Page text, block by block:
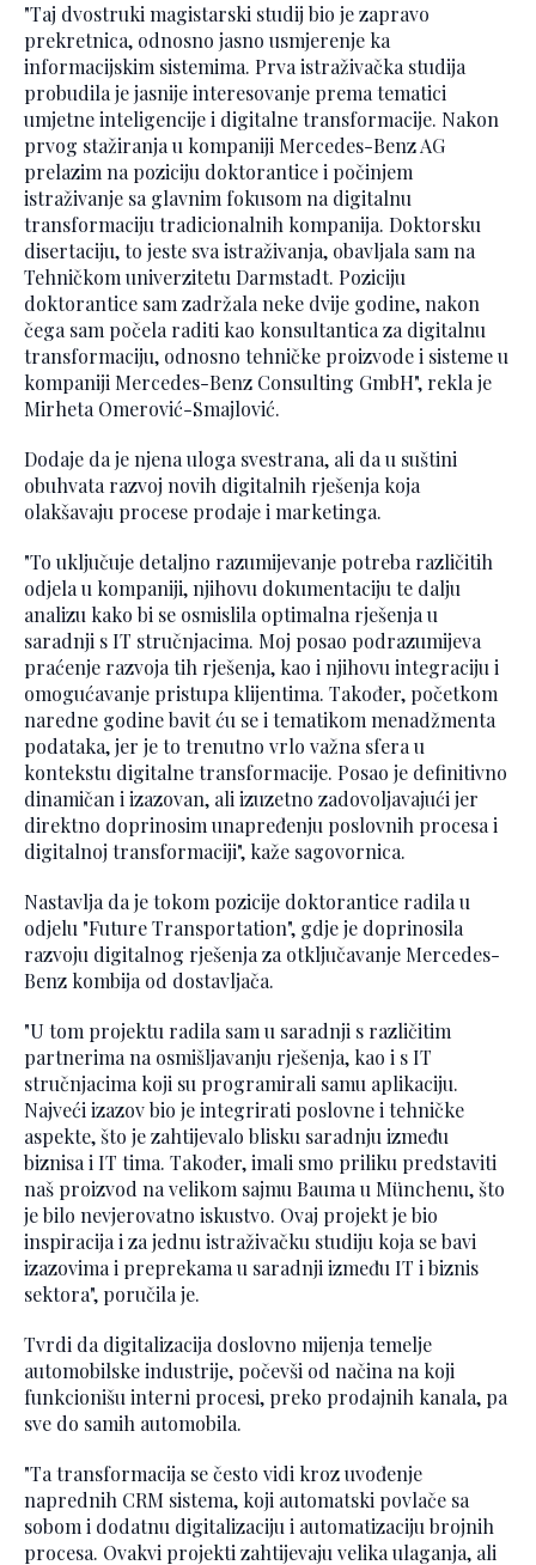
"Taj dvostruki magistarski studij bio je zapravo
prekretnica, odnosno jasno usmjerenje ka
informacijskim sistemima. Prva istraživačka studija
probudila je jasnije interesovanje prema tematici
umjetne inteligencije i digitalne transformacije. Nakon
prvog stažiranja u kompaniji Mercedes-Benz AG
prelazim na poziciju doktorantice i počinjem
istraživanje sa glavnim fokusom na digitalnu
transformaciju tradicionalnih kompanija. Doktorsku
disertaciju, to jeste sva istraživanja, obavljala sam na
Tehničkom univerzitetu Darmstadt. Poziciju
doktorantice sam zadržala neke dvije godine, nakon
čega sam počela raditi kao konsultantica za digitalnu
transformaciju, odnosno tehničke proizvode i sisteme u
kompaniji Mercedes-Benz Consulting GmbH", rekla je
Mirheta Omerović-Smajlović.
Dodaje da je njena uloga svestrana, ali da u suštini
obuhvata razvoj novih digitalnih rješenja koja
olakšavaju procese prodaje i marketinga.
"To uključuje detaljno razumijevanje potreba različitih
odjela u kompaniji, njihovu dokumentaciju te dalju
analizu kako bi se osmislila optimalna rješenja u
saradnji s IT stručnjacima. Moj posao podrazumijeva
praćenje razvoja tih rješenja, kao i njihovu integraciju i
omogućavanje pristupa klijentima. Također, početkom
naredne godine bavit ću se i tematikom menadžmenta
podataka, jer je to trenutno vrlo važna sfera u
kontekstu digitalne transformacije. Posao je definitivno
dinamičan i izazovan, ali izuzetno zadovoljavajući jer
direktno doprinosim unapređenju poslovnih procesa i
digitalnoj transformaciji", kaže sagovornica.
Nastavlja da je tokom pozicije doktorantice radila u
odjelu "Future Transportation", gdje je doprinosila
razvoju digitalnog rješenja za otključavanje Mercedes-
Benz kombija od dostavljača.
"U tom projektu radila sam u saradnji s različitim
partnerima na osmišljavanju rješenja, kao i s IT
stručnjacima koji su programirali samu aplikaciju.
Najveći izazov bio je integrirati poslovne i tehničke
aspekte, što je zahtijevalo blisku saradnju između
biznisa i IT tima. Također, imali smo priliku predstaviti
naš proizvod na velikom sajmu Bauma u Münchenu, što
je bilo nevjerovatno iskustvo. Ovaj projekt je bio
inspiracija i za jednu istraživačku studiju koja se bavi
izazovima i preprekama u saradnji između IT i biznis
sektora", poručila je.
Tvrdi da digitalizacija doslovno mijenja temelje
automobilske industrije, počevši od načina na koji
funkcionišu interni procesi, preko prodajnih kanala, pa
sve do samih automobila.
"Ta transformacija se često vidi kroz uvođenje
naprednih CRM sistema, koji automatski povlače sa
sobom i dodatnu digitalizaciju i automatizaciju brojnih
procesa. Ovakvi projekti zahtijevaju velika ulaganja, ali